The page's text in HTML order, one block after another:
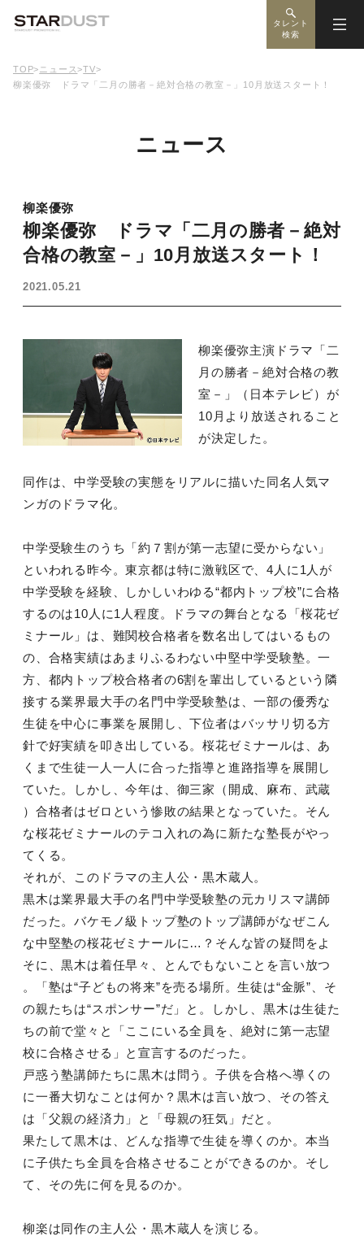
タレント
検索
TOP> ニュース>TV>
柳楽優弥 ドラマ「二月の勝者－絶対合格の教室－」10月放送スタート！
ニュース
柳楽優弥
柳楽優弥 ドラマ「二月の勝者－絶対
合格の教室－」10月放送スタート！
2021.05.21
柳楽優弥主演ドラマ「二
月の勝者－絶対合格の教
室－」（日本テレビ）が
10月より放送されること
が決定した。
同作は、中学受験の実態をリアルに描いた同名人気マ
ンガのドラマ化。
中学受験生のうち「約７割が第一志望に受からない」
といわれる昨今。東京都は特に激戦区で、4人に1人が
中学受験を経験、しかしいわゆる“都内トップ校”に合格
するのは10人に1人程度。ドラマの舞台となる「桜花ゼ
ミナール」は、難関校合格者を数名出してはいるもの
の、合格実績はあまりふるわない中堅中学受験塾。一
方、都内トップ校合格者の6割を輩出しているという隣
接する業界最大手の名門中学受験塾は、一部の優秀な
生徒を中心に事業を展開し、下位者はバッサリ切る方
針で好実績を叩き出している。桜花ゼミナールは、あ
くまで生徒一人一人に合った指導と進路指導を展開し
ていた。しかし、今年は、御三家（開成、麻布、武蔵
）合格者はゼロという惨敗の結果となっていた。そん
な桜花ゼミナールのテコ入れの為に新たな塾長がやっ
てくる。
それが、このドラマの主人公・黒木蔵人。
黒木は業界最大手の名門中学受験塾の元カリスマ講師
だった。バケモノ級トップ塾のトップ講師がなぜこん
な中堅塾の桜花ゼミナールに…？そんな皆の疑問をよ
そに、黒木は着任早々、とんでもないことを言い放つ
。「塾は“子どもの将来”を売る場所。生徒は“金脈”、そ
の親たちは“スポンサー”だ」と。しかし、黒木は生徒た
ちの前で堂々と「ここにいる全員を、絶対に第一志望
校に合格させる」と宣言するのだった。
戸惑う塾講師たちに黒木は問う。子供を合格へ導くの
に一番大切なことは何か？黒木は言い放つ、その答え
は「父親の経済力」と「母親の狂気」だと。
果たして黒木は、どんな指導で生徒を導くのか。本当
に子供たち全員を合格させることができるのか。そし
て、その先に何を見るのか。
柳楽は同作の主人公・黒木蔵人を演じる。